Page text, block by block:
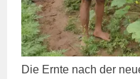
Die Ern­te nach der